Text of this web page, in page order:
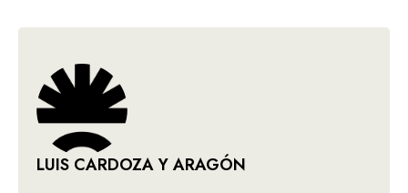
LUIS CARDOZA Y ARAGÓN